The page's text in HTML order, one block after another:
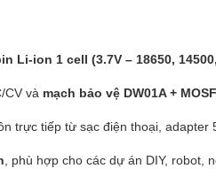
Li-ion 1 cell (3.7V – 18650,
CV và mạch bảo vệ DW01A +
trực tiếp từ sạc điện thoại, adapter
, phù hợp cho các dự án DIY, robot,